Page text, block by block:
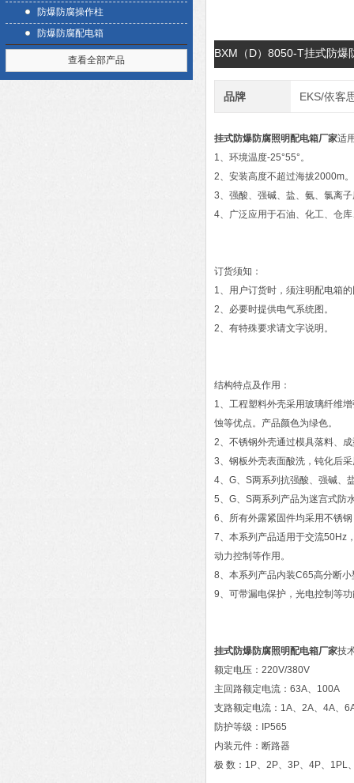
防爆防腐操作柱
防爆防腐配电箱
查看全部产品
BXM（D）8050-T挂式防爆
品牌 EKS/依客
挂式防爆防腐照明配电箱厂家适
1、环境温度-25°55°。
2、安装高度不超过海拔2000m。
3、强酸、强碱、盐、氨、氯离
4、广泛应用于石油、化工、仓
订货须知：
1、用户订货时，须注明配电箱
2、必要时提供电气系统图。
2、有特殊要求请文字说明。
结构特点及作用：
1、工程塑料外壳采用玻璃纤维
蚀等优点。产品颜色为绿色。
2、不锈钢外壳通过模具落料、
3、钢板外壳表面酸洗，钝化后
4、G、S两系列抗强酸、强碱、
5、G、S两系列产品为迷宫式防
6、所有外露紧固件均采用不锈
7、本系列产品适用于交流50Hz
动力控制等作用。
8、本系列产品内装C65高分断小
9、可带漏电保护，光电控制等
挂式防爆防腐照明配电箱厂家技
额定电压：220V/380V
主回路额定电流：63A、100A
支路额定电流：1A、2A、4A、
防护等级：IP565
内装元件：断路器
极 数：1P、2P、3P、4P、1PL